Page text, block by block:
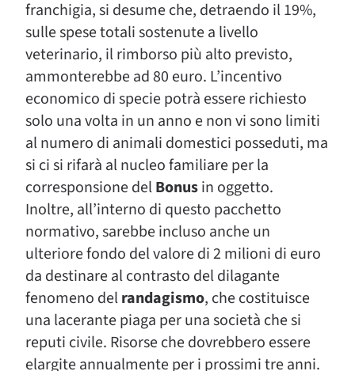
franchigia, si desume che, detraendo il 19%,
sulle spese totali sostenute a livello
veterinario, il rimborso più alto previsto,
ammonterebbe ad 80 euro. L’incentivo
economico di specie potrà essere richiesto
solo una volta in un anno e non vi sono limiti
al numero di animali domestici posseduti, ma
si ci si rifarà al nucleo familiare per la
corresponsione delBonusin oggetto.
Inoltre, all’interno di questo pacchetto
normativo, sarebbe incluso anche un
ulteriore fondo del valore di 2 milioni di euro
da destinare al contrasto del dilagante
fenomeno delrandagismo, che costituisce
una lacerante piaga per una società che si
reputi civile. Risorse che dovrebbero essere
elargite annualmente per i prossimi tre anni.